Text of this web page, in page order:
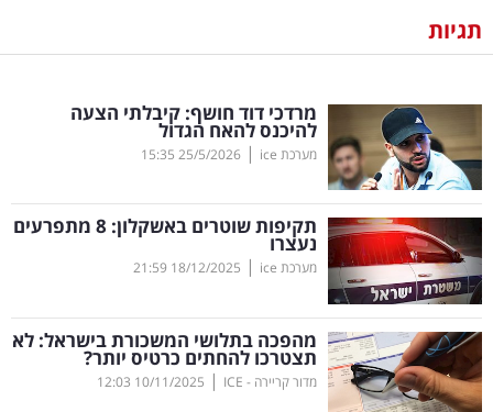
וצרכנות
דיגיטל
וטק
שיווק
ופרסום
משפט
מדדים
ומחקרים
תגיות
מרדכי דוד חושף: קיבלתי הצעה
להיכנס להאח הגדול
מערכת ice |
25/5/2026
15:35
תקיפות שוטרים באשקלון: 8 מתפרעים
נעצרו
מערכת ice |
18/12/2025
21:59
מהפכה בתלושי המשכורת בישראל: לא
תצטרכו להחתים כרטיס יותר?
מדור קריירה - ICE |
10/11/2025
12:03